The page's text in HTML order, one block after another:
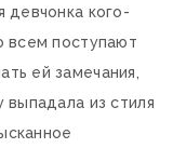
девчонка кого-
всем поступают
ей замечания,
выпадала из стиля